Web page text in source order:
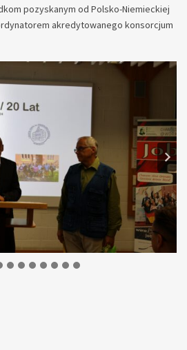
pozyskanym od Polsko-Niemieckiej
akredytowanego konsorcjum